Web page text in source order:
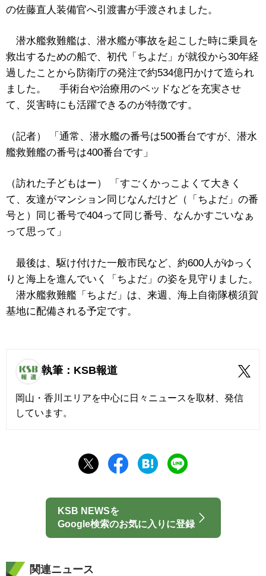
の佐藤直人装備官へ引渡書が手渡されました。
潜水艦救難艦は、潜水艦が事故を起こした時に乗員を
救出するための船で、初代「ちよだ」が就役から30年経
過したことから防衛庁の発注で約534億円かけて造られ
ました。 手術台や治療用のベッドなどを充実させ
て、災害時にも活躍できるのが特徴です。
（記者） 「通常、潜水艦の番号は500番台ですが、潜水
艦救難艦の番号は400番台です」
（訪れた子どもはー） 「すごくかっこよくて大きく
て、友達がマンション同じなんだけど（「ちよだ」の番
号と）同じ番号で404って同じ番号、なんかすごいなぁ
って思って」
最後は、駆け付けた一般市民など、約600人がゆっく
りと海上を進んでいく「ちよだ」の姿を見守りました。
潜水艦救難艦「ちよだ」は、来週、海上自衛隊横須賀
基地に配備される予定です。
執筆：KSB報道
岡山・香川エリアを中心に日々ニュースを取材、発信
しています。
KSB NEWSを
Google検索のお気に入りに登録
関連ニュース